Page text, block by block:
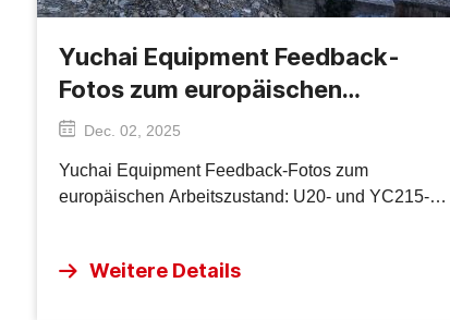
Yuchai Equipment Feedback-
Fotos zum europäischen
Arbeitszustand: U20- und YC215-
Dec. 02, 2025
Yuchai Equipment Feedback-Fotos zum
europäischen Arbeitszustand: U20- und YC215-
Weitere Details